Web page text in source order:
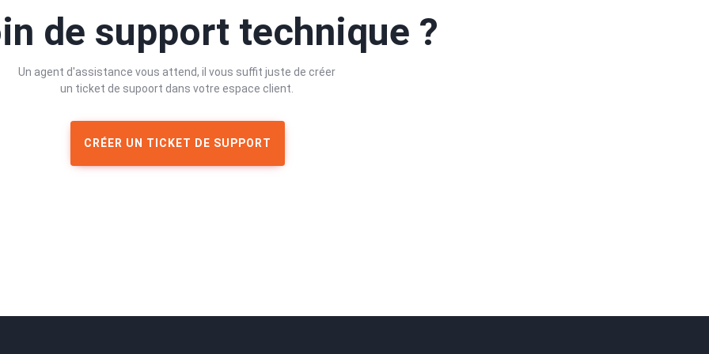
de support technique ?
Un agent d'assistance vous attend, il vous suffit juste de créer
un ticket de supoort dans votre espace client.
CRÉER UN TICKET DE SUPPORT